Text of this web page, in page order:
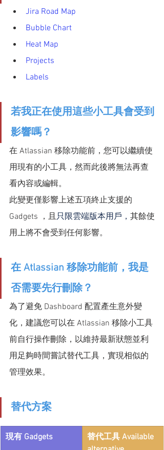
Jira Road Map
Bubble Chart
Heat Map
Projects
Labels
若我正在使用這些小工具會受到
影響嗎？
在 Atlassian 移除功能前，您可以繼續使
用現有的小工具，然而此後將無法再查
看內容或編輯。
此變更僅影響上述五項終止支援的
Gadgets ，且只限雲端版本用戶， 其餘使
用上將不會受到任何影響。
在 Atlassian 移除功能前，我是
否需要先行刪除？
為了避免 Dashboard 配置產生意外變
化，建議您可以在 Atlassian 移除小工具
前自行操作刪除，以維持最新狀態並利
用足夠時間嘗試替代工具，實現相似的
管理效果。
替代方案
現有 Gadgets
替代工具 Available